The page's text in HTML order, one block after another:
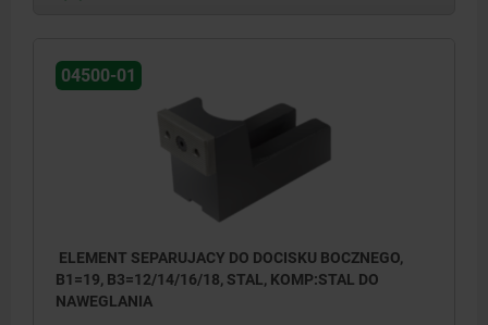
04500-01
ELEMENT SEPARUJACY DO DOCISKU BOCZNEGO,
B1=19, B3=12/14/16/18, STAL, KOMP:STAL DO
NAWEGLANIA